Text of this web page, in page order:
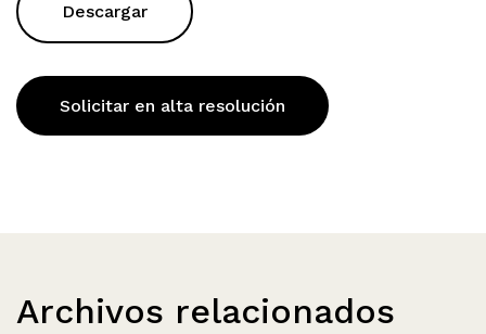
Descargar
Solicitar en alta resolución
Archivos relacionados